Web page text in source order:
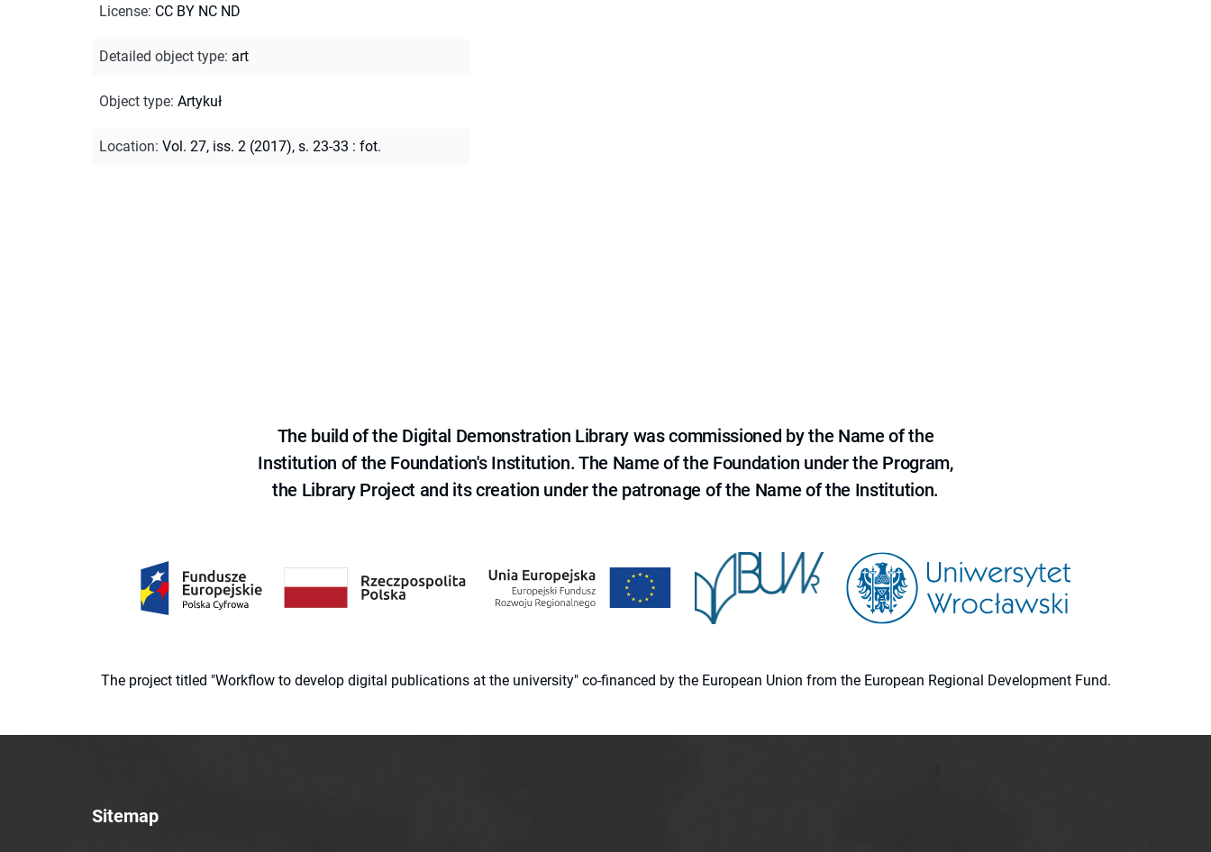
License: CC BY NC ND
Detailed object type: art
Object type: Artykuł
Location: Vol. 27, iss. 2 (2017), s. 23-33 : fot.
The build of the Digital Demonstration Library was commissioned by the Name of the
Institution of the Foundation's Institution. The Name of the Foundation under the Program,
the Library Project and its creation under the patronage of the Name of the Institution.
The project titled "Workflow to develop digital publications at the university" co-financed by the European Union from the European Regional Development Fund.
Sitemap